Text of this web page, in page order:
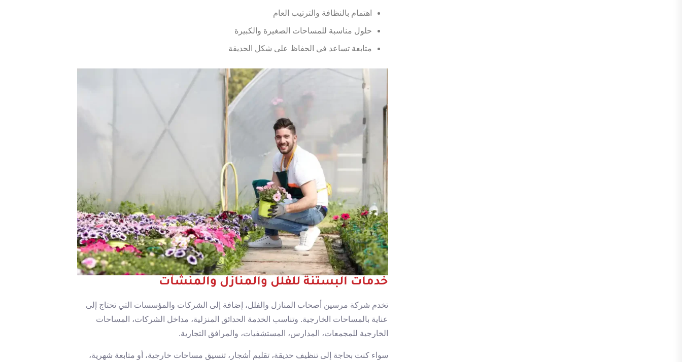
اهتمام بالنظافة والترتيب العام
حلول مناسبة للمساحات الصغيرة والكبيرة
متابعة تساعد في الحفاظ على شكل الحديقة
خدمات البستنة للفلل والمنازل والمنشآت
تخدم شركة مرسين أصحاب المنازل والفلل، إضافة إلى الشركات والمؤسسات التي تحتاج إلى
عناية بالمساحات الخارجية. وتناسب الخدمة الحدائق المنزلية، مداخل الشركات، المساحات
الخارجية للمجمعات، المدارس، المستشفيات، والمرافق التجارية.
سواء كنت بحاجة إلى تنظيف حديقة، تقليم أشجار، تنسيق مساحات خارجية، أو متابعة شهرية،